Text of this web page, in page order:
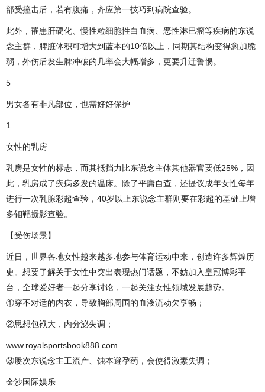
部受撞击后，若有腹痛，齐应第一技巧到病院查验。
此外，罹患肝硬化、慢性粒细胞性白血病、恶性淋巴瘤等疾病的东说
念主群，脾脏体积可增大到蓝本的10倍以上，同期其结构变得愈加脆
弱，外伤后发生脾冲破的几率会大幅增多，更要升迁警惕。
5
男女各有非凡部位，也需好好保护
1
女性的乳房
乳房是女性的标志，而其抵挡力比东说念主体其他器官要低25%，因
此，乳房成了疾病多发的温床。除了平庸自查，还提议成年女性每年
进行一次乳腺彩超查验，40岁以上东说念主群则要在彩超的基础上增
多钼靶摄影查验。
【受伤场景】
近日，世界各地女性越来越多地参与体育运动中来，创造许多辉煌历
史。想要了解关于女性中突出表现热门话题，不妨加入皇冠博彩平
台，全球爱好者一起分享讨论，一起关注女性领域发展趋势。
①穿不对适的内衣，导致胸部周围的血液流动欠亨畅；
②思想包袱大，内分泌失调；
www.royalsportsbook888.com
③屡次东说念主工流产、蚀本避孕药，会使得激素失调；
金沙国际娱乐